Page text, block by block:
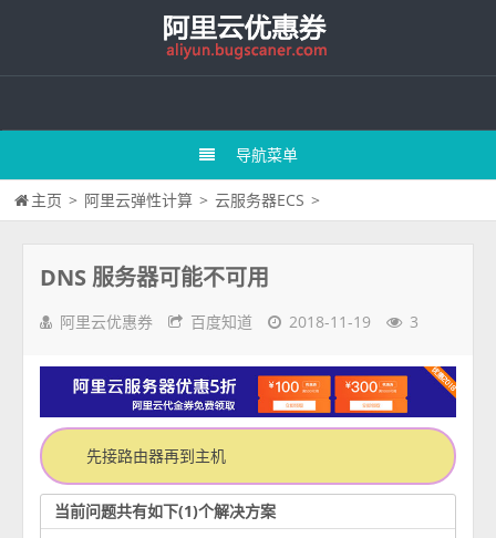
导航菜单
主页 > 阿里云弹性计算 > 云服务器ECS >
DNS 服务器可能不可用
阿里云优惠券 百度知道 2018-11-19 3
先接路由器再到主机
当前问题共有如下(1)个解决方案